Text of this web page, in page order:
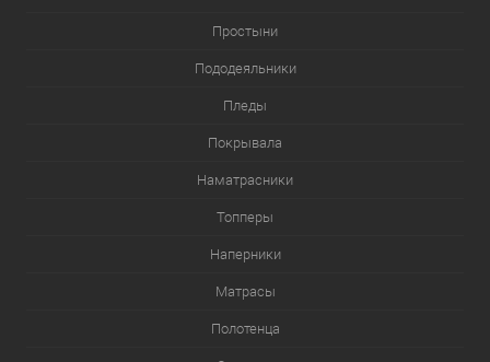
Простыни
Пододеяльники
Пледы
Покрывала
Наматрасники
Топперы
Наперники
Матрасы
Полотенца